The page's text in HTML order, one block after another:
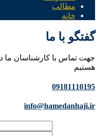
مطالب
خانه
گفتگو با ما
جهت تماس با کارشناسان ما
هستیم
09181110195
info@hamedanhaji.ir